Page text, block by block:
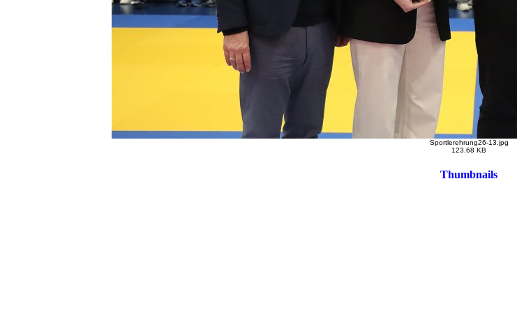
Sportlerehrung26-13.jpg
123.68 KB
Thumbnails